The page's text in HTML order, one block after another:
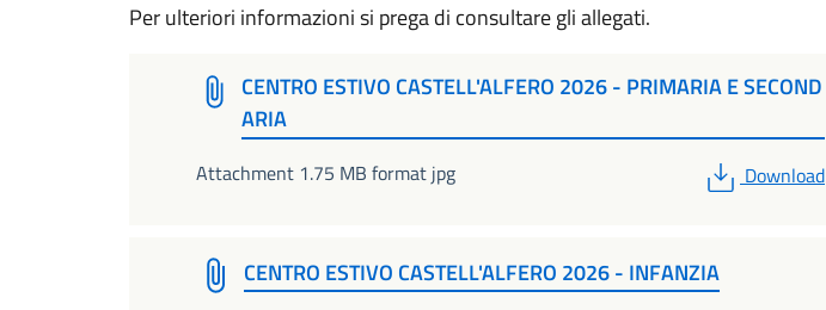
Per ulteriori informazioni si prega di consultare gli allegati.
CENTRO ESTIVO CASTELL'ALFERO 2026 - PRIMARIA E SECOND
ARIA
Attachment 1.75 MB format jpg PDF
Download
CENTRO ESTIVO CASTELL'ALFERO 2026 - INFANZIA